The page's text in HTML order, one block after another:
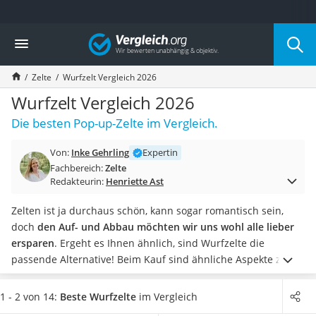
Die beliebtesten Vergleiche nach Kategorie
Freizeit & Sport
Gartentrampolin
Trampolin
Metalldetektor
Eufab-Fahrradträger
Trampolin 366 cm
Aluminium-Koffer
Futterboot
E-Bike-Dreirad
Trekkingschuhe Herren
Reisetasche mit Rollen
Klimmzugstation
Koffer
Nachtsichtgerät
Vergleich
Zelte Wurfzelt Vergleich 2026
Wurfzelt Vergleich 2026
Die besten Pop-up-Zelte im Vergleich.
Von: Inke Gehrling
Expertin
Fachbereich:Zelte
Redakteurin: Henriette Ast
Zelten ist ja durchaus schön, kann sogar romantisch sein,
doch den Auf- und Abbau möchten wir uns wohl alle lieber
ersparen. Ergeht es Ihnen ähnlich, sind Wurfzelte die
passende Alternative! Beim Kauf sind ähnliche Aspekte zu
beachten wie bei gängigen Zelten: Neben der Belüftung also
vor allem die Wasserdichtigkeit. Möchten Sie hier nichts
1 - 2 von 14: Beste Wurfzelte im Vergleich